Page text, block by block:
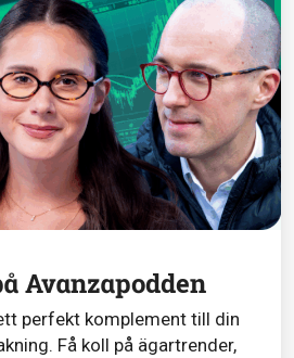
Avanzapodden
perfekt komplement till din
Få koll på ägartrender,